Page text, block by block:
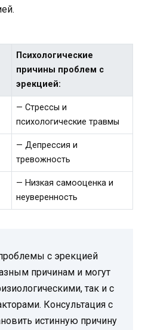
Психологические
причины проблем с
эрекцией:
— Стрессы и
психологические травмы
— Депрессия и
тревожность
— Низкая самооценка и
неуверенность
с эрекцией
причинам и могут
так и с
Консультация с
истинную причину